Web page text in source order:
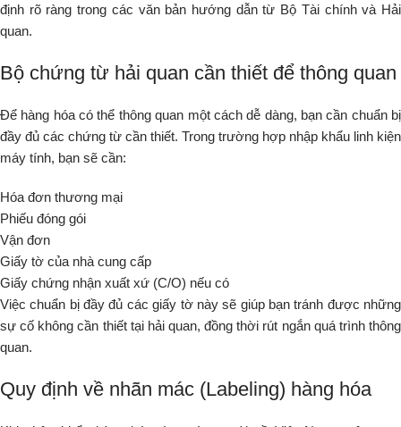
định rõ ràng trong các văn bản hướng dẫn từ Bộ Tài chính và Hải
quan.
Bộ chứng từ hải quan cần thiết để thông quan
Để hàng hóa có thể thông quan một cách dễ dàng, bạn cần chuẩn bị
đầy đủ các chứng từ cần thiết. Trong trường hợp nhập khẩu linh kiện
máy tính, bạn sẽ cần:
Hóa đơn thương mại
Phiếu đóng gói
Vận đơn
Giấy tờ của nhà cung cấp
Giấy chứng nhận xuất xứ (C/O) nếu có
Việc chuẩn bị đầy đủ các giấy tờ này sẽ giúp bạn tránh được những
sự cố không cần thiết tại hải quan, đồng thời rút ngắn quá trình thông
quan.
Quy định về nhãn mác (Labeling) hàng hóa